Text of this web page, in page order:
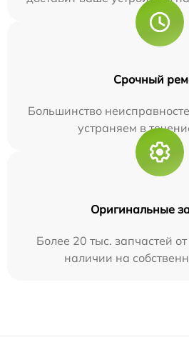
Срочный
Большинство
устраняем в
Оригинальные
Более 20 тыс. запчастей
наличии на